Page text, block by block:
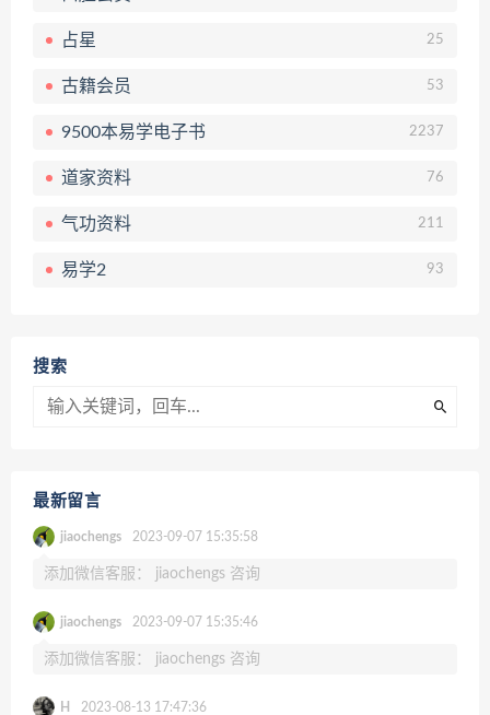
占星 25
古籍会员 53
9500本易学电子书 2237
道家资料 76
气功资料 211
易学2 93
搜索
最新留言
jiaochengs 2023-09-07 15:35:58
添加微信客服： jiaochengs 咨询
jiaochengs 2023-09-07 15:35:46
添加微信客服： jiaochengs 咨询
H 2023-08-13 17:47:36